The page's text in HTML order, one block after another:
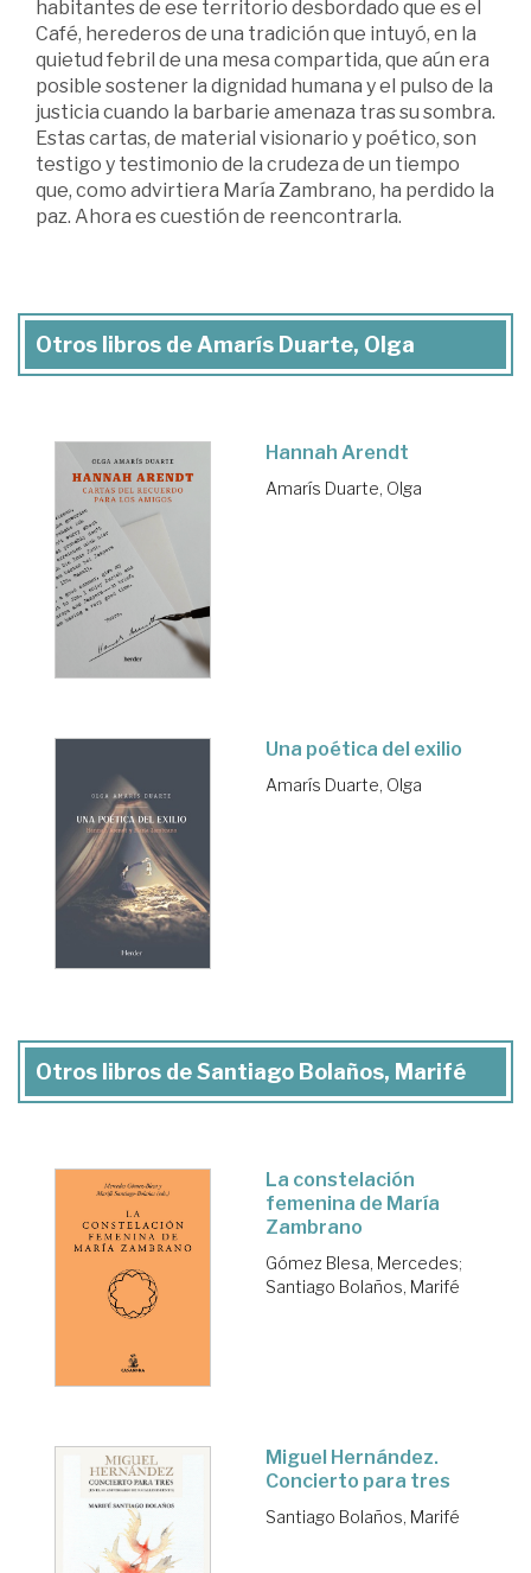
habitantes de ese territorio desbordado que es el
Café, herederos de una tradición que intuyó, en la
quietud febril de una mesa compartida, que aún era
posible sostener la dignidad humana y el pulso de la
justicia cuando la barbarie amenaza tras su sombra.
Estas cartas, de material visionario y poético, son
testigo y testimonio de la crudeza de un tiempo
que, como advirtiera María Zambrano, ha perdido la
paz. Ahora es cuestión de reencontrarla.
Otros libros de Amarís Duarte, Olga
Hannah Arendt
Amarís Duarte, Olga
Una poética del exilio
Amarís Duarte, Olga
Otros libros de Santiago Bolaños, Marifé
La constelación
femenina de María
Zambrano
Gómez Blesa, Mercedes;
Santiago Bolaños, Marifé
Miguel Hernández.
Concierto para tres
Santiago Bolaños, Marifé